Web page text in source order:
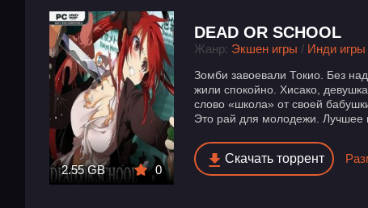
2.55 GB 0
DEAD OR SCHOOL
Жанр: Экшен игры / Инди игры
Зомби завоевали Токио. Без
жили спокойно. Хисако,
слово «школа» от своей
Это рай для молодежи. Лучшее
Скачать торрент